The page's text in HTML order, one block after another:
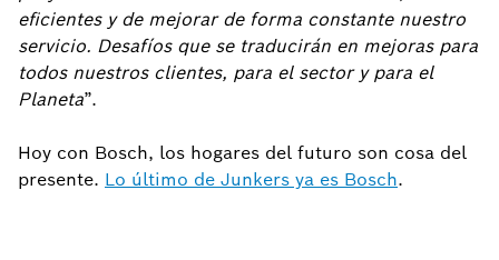
eficientes y de mejorar de forma constante nuestro
servicio. Desafíos que se traducirán en mejoras para
todos nuestros clientes, para el sector y para el
Planeta”.
Hoy con Bosch, los hogares del futuro son cosa del
presente. Lo último de Junkers ya es Bosch.